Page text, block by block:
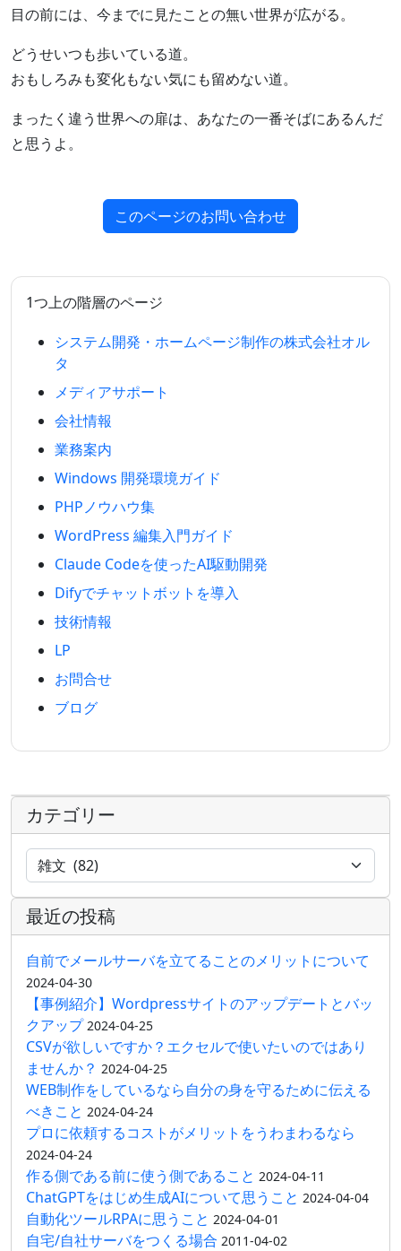
目の前には、今までに見たことの無い世界が広がる。
どうせいつも歩いている道。
おもしろみも変化もない気にも留めない道。
まったく違う世界への扉は、あなたの一番そばにあるんだ
と思うよ。
このページのお問い合わせ
1つ上の階層のページ
システム開発・ホームページ制作の株式会社オル
タ
メディアサポート
会社情報
業務案内
Windows 開発環境ガイド
PHPノウハウ集
WordPress 編集入門ガイド
Claude Codeを使ったAI駆動開発
Difyでチャットボットを導入
技術情報
LP
お問合せ
ブログ
カテゴリー
最近の投稿
自前でメールサーバを立てることのメリットについて
2024-04-30
【事例紹介】Wordpressサイトのアップデートとバッ
クアップ 2024-04-25
CSVが欲しいですか？エクセルで使いたいのではあり
ませんか？ 2024-04-25
WEB制作をしているなら自分の身を守るために伝える
べきこと 2024-04-24
プロに依頼するコストがメリットをうわまわるなら
2024-04-24
作る側である前に使う側であること 2024-04-11
ChatGPTをはじめ生成AIについて思うこと 2024-04-04
自動化ツールRPAに思うこと 2024-04-01
自宅/自社サーバをつくる場合 2011-04-02